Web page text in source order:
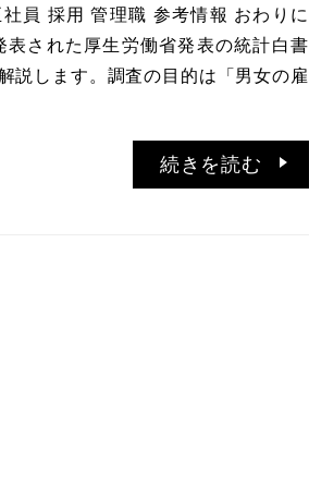
員 採用 管理職 参考情報 おわりに
された厚生労働省発表の統計白書
説します。調査の目的は「男女の雇
続きを読む